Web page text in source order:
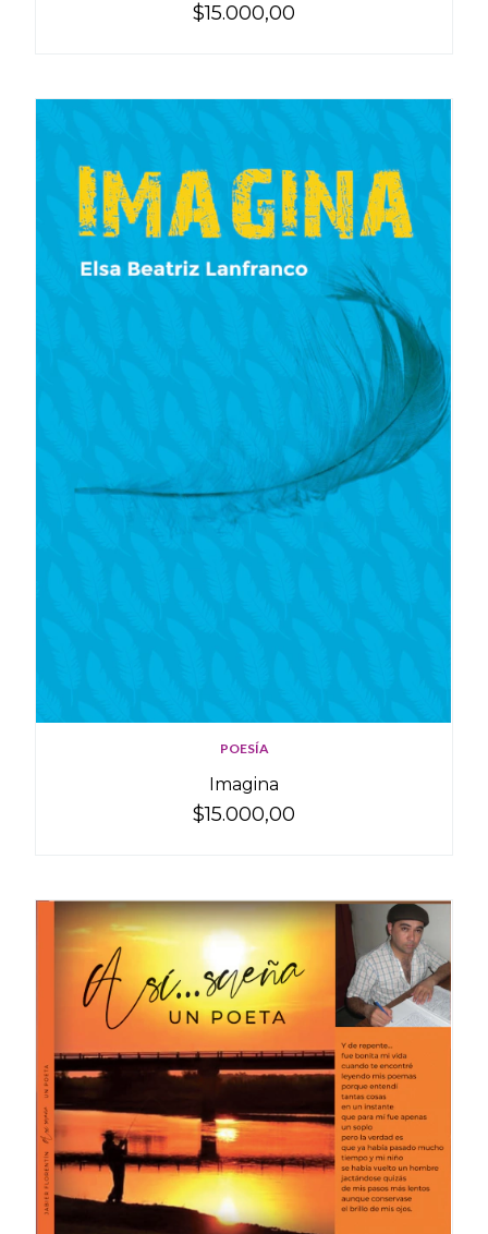
$15.000,00
POESÍA
Imagina
$15.000,00